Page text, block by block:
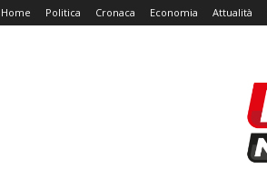
Home Politica Cronaca Economia Attualità